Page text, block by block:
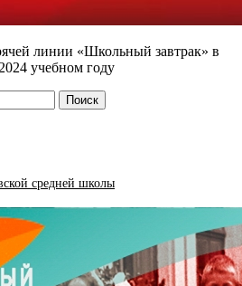
линии «Школьный завтрак» в
учебном году
Поиск
средней школы